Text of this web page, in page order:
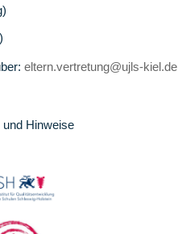
eltern.vertretung@ujls-kiel.de
und Hinweise